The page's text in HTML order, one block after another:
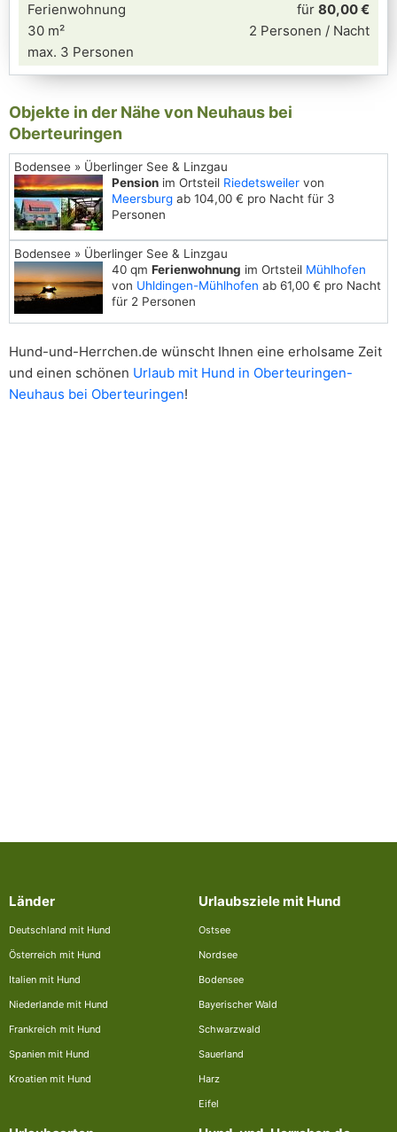
Ferienwohnung
30 m²
max. 3 Personen
für 80,00 €
2 Personen / Nacht
Objekte in der Nähe von Neuhaus bei
Oberteuringen
Bodensee » Überlinger See & Linzgau
Pension im Ortsteil Riedetsweiler von
Meersburg ab 104,00 € pro Nacht für 3
Personen
Bodensee » Überlinger See & Linzgau
40 qm Ferienwohnung im Ortsteil Mühlhofen
von Uhldingen-Mühlhofen ab 61,00 € pro Nacht
für 2 Personen
Hund-und-Herrchen.de wünscht Ihnen eine erholsame Zeit
und einen schönen Urlaub mit Hund in Oberteuringen-
Neuhaus bei Oberteuringen!
Länder
Deutschland mit Hund
Österreich mit Hund
Italien mit Hund
Niederlande mit Hund
Frankreich mit Hund
Spanien mit Hund
Kroatien mit Hund
Urlaubsziele mit Hund
Ostsee
Nordsee
Bodensee
Bayerischer Wald
Schwarzwald
Sauerland
Harz
Eifel